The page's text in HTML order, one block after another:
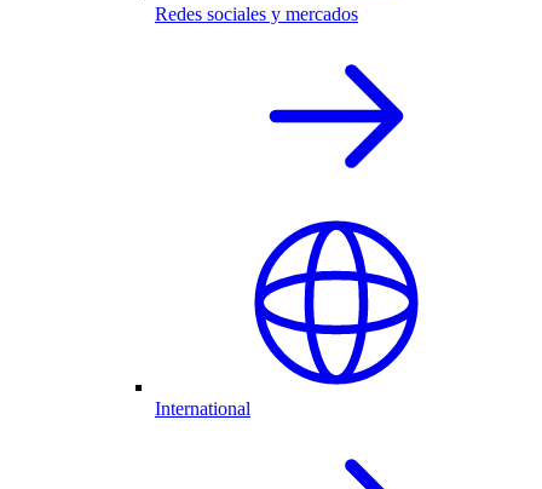
Redes sociales y mercados
International